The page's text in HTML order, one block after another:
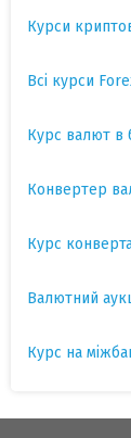
Курси
Всі курси
Курс валют в
Конвертер
Курс
Валютний
Курс на